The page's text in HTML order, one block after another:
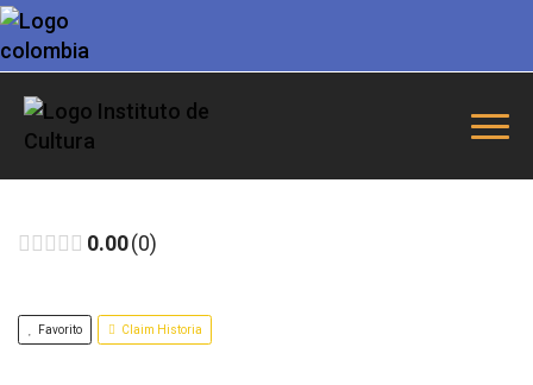
0.00 0
Favorito Claim Historia